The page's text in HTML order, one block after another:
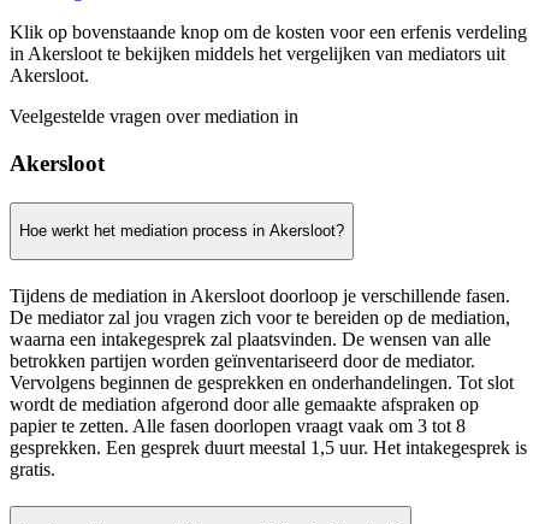
Klik op bovenstaande knop om de kosten voor een erfenis verdeling
in Akersloot te bekijken middels het vergelijken van mediators uit
Akersloot.
Veelgestelde vragen over mediation in
Akersloot
Hoe werkt het mediation process in Akersloot?
Tijdens de mediation in Akersloot doorloop je verschillende fasen.
De mediator zal jou vragen zich voor te bereiden op de mediation,
waarna een intakegesprek zal plaatsvinden. De wensen van alle
betrokken partijen worden geïnventariseerd door de mediator.
Vervolgens beginnen de gesprekken en onderhandelingen. Tot slot
wordt de mediation afgerond door alle gemaakte afspraken op
papier te zetten. Alle fasen doorlopen vraagt vaak om 3 tot 8
gesprekken. Een gesprek duurt meestal 1,5 uur. Het intakegesprek is
gratis.